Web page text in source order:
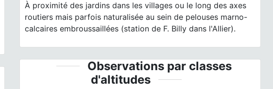
À proximité des jardins dans les villages ou le long des axes
routiers mais parfois naturalisée au sein de pelouses marno-
calcaires embroussaillées (station de F. Billy dans l'Allier).
Observations par classes
d'altitudes